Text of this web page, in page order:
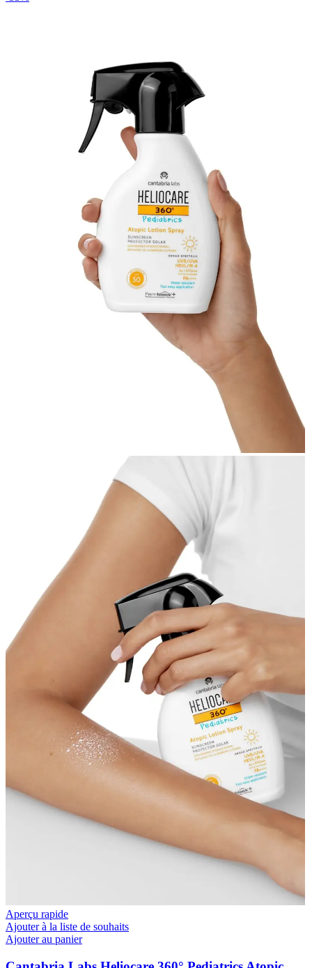
Aperçu rapide
Ajouter à la liste de souhaits
Ajouter au panier